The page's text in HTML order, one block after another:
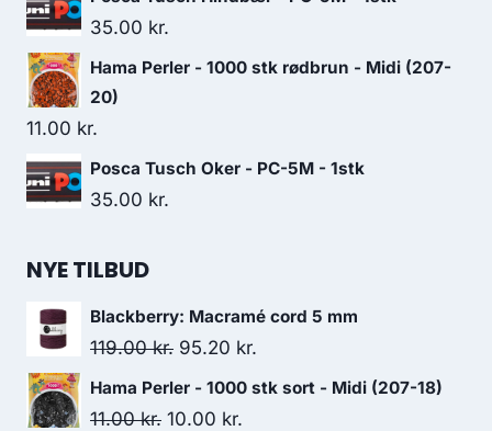
35.00 kr.
Hama Perler - 1000 stk rødbrun - Midi (207-
20)
11.00 kr.
Posca Tusch Oker - PC-5M - 1stk
35.00 kr.
NYE TILBUD
Blackberry: Macramé cord 5 mm
119.00kr. 95.20 kr.
Hama Perler - 1000 stk sort - Midi (207-18)
11.00kr. 10.00 kr.